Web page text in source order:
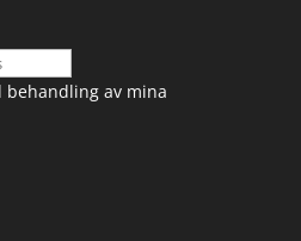
behandling av mina